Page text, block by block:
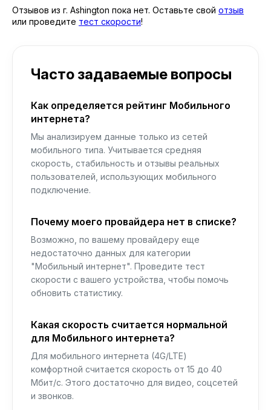
Отзывов из г. Ashington пока нет. Оставьте свой отзыв
или проведите тест скорости!
Часто задаваемые вопросы
Как определяется рейтинг Мобильного
интернета?
Мы анализируем данные только из сетей
мобильного типа. Учитывается средняя
скорость, стабильность и отзывы реальных
пользователей, использующих мобильного
подключение.
Почему моего провайдера нет в списке?
Возможно, по вашему провайдеру еще
недостаточно данных для категории
"Мобильный интернет". Проведите тест
скорости с вашего устройства, чтобы помочь
обновить статистику.
Какая скорость считается нормальной
для Мобильного интернета?
Для мобильного интернета (4G/LTE)
комфортной считается скорость от 15 до 40
Мбит/с. Этого достаточно для видео, соцсетей
и звонков.